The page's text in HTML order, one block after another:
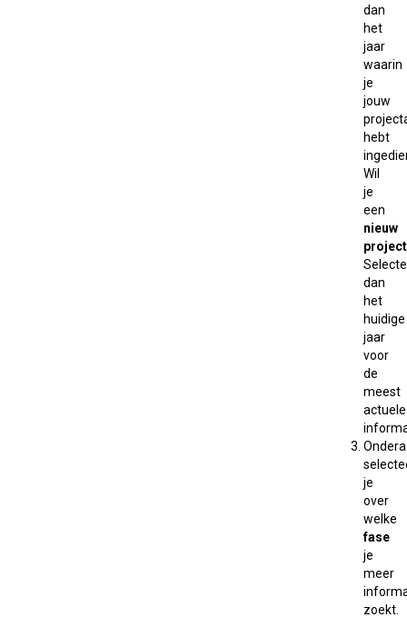
dan
het
jaar
waarin
je
jouw
hebt
Wil
je
een
nieuw
project
dan
het
huidige
jaar
voor
de
meest
actuele
je
over
welke
fase
je
meer
zoekt.